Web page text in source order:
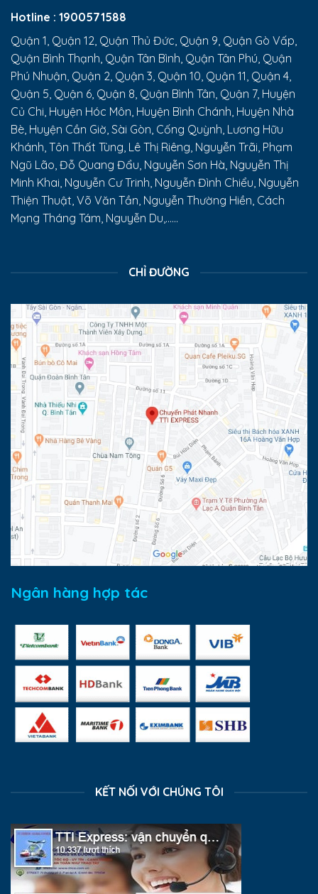
Hotline : 1900571588
Quận 1, Quận 12, Quận Thủ Đức, Quận 9, Quận Gò Vấp,
Quận Bình Thạnh, Quận Tân Bình, Quận Tân Phú, Quận
Phú Nhuận, Quận 2, Quận 3, Quận 10, Quận 11, Quận 4,
Quận 5, Quận 6, Quận 8, Quận Bình Tân, Quận 7, Huyện
Củ Chi, Huyện Hóc Môn, Huyện Bình Chánh, Huyện Nhà
Bè, Huyện Cần Giờ, Sài Gòn, Cống Quỳnh, Lương Hữu
Khánh, Tôn Thất Tùng, Lê Thị Riêng, Nguyễn Trãi, Phạm
Ngũ Lão, Đỗ Quang Đẩu, Nguyễn Sơn Hà, Nguyễn Thị
Minh Khai, Nguyễn Cư Trinh, Nguyễn Đình Chiểu, Nguyễn
Thiện Thuật, Võ Văn Tần, Nguyễn Thường Hiền, Cách
Mạng Tháng Tám, Nguyễn Du,......
CHỈ ĐƯỜNG
Ngân hàng hợp tác
KẾT NỐI VỚI CHÚNG TÔI